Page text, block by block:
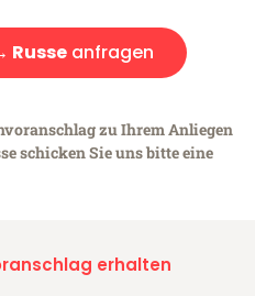
Russeanfragen
zu Ihrem Anliegen
schicken Sie uns bitte eine
erhalten